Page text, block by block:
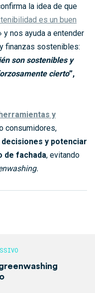
la idea de que
es un buen
y nos ayuda a entender
finanzas sostenibles:
son sostenibles y
cierto”,
y
consumidores,
y potenciar
de fachada, evitando